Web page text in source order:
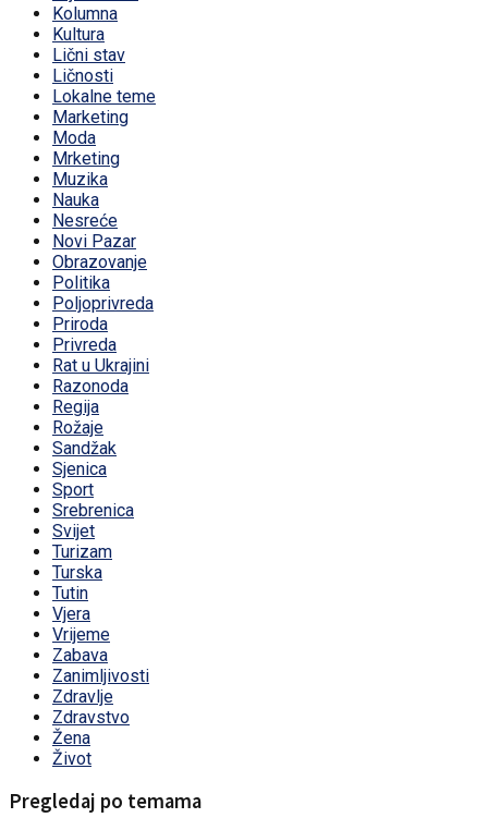
Kolumna
Kultura
Lični stav
Ličnosti
Lokalne teme
Marketing
Moda
Mrketing
Muzika
Nauka
Nesreće
Novi Pazar
Obrazovanje
Politika
Poljoprivreda
Priroda
Privreda
Rat u Ukrajini
Razonoda
Regija
Rožaje
Sandžak
Sjenica
Sport
Srebrenica
Svijet
Turizam
Turska
Tutin
Vjera
Vrijeme
Zabava
Zanimljivosti
Zdravlje
Zdravstvo
Žena
Život
Pregledaj po temama